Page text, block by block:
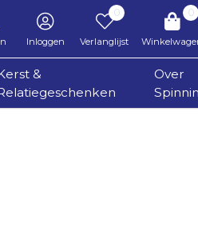
Inloggen
0
Verlanglijst
0
&
Over